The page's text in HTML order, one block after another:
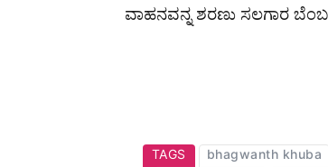
ವಾಹನವನ್ನ ಶರಣು ಸಲಗಾರ
TAGS bhagwanth khuba